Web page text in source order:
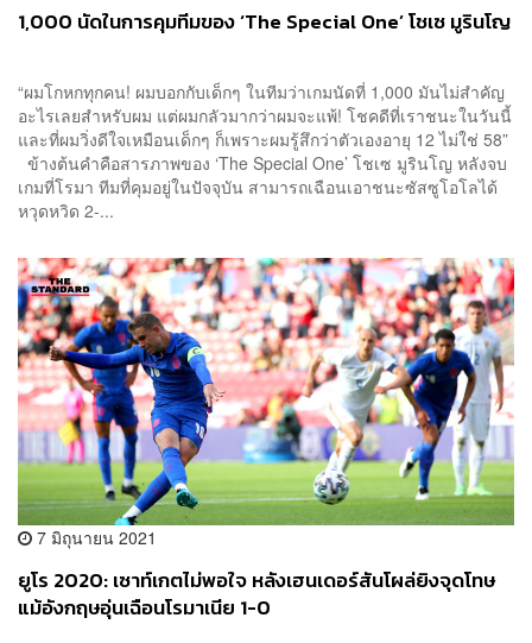
1,000 นัดในการคุมทีมของ ‘The Special One’ โชเซ มูรินโญ
“ผมโกหกทุกคน! ผมบอกกับเด็กๆ ในทีมว่าเกมนัดที่ 1,000 มันไม่สำคัญ
อะไรเลยสำหรับผม แต่ผมกลัวมากว่าผมจะแพ้! โชคดีที่เราชนะในวันนี้
และที่ผมวิ่งดีใจเหมือนเด็กๆ ก็เพราะผมรู้สึกว่าตัวเองอายุ 12 ไม่ใช่ 58”
ข้างต้นคำคือสารภาพของ ‘The Special One’ โชเซ มูรินโญ หลังจบ
เกมที่โรมา ทีมที่คุมอยู่ในปัจจุบัน สามารถเฉือนเอาชนะซัสซูโอโลได้
หวุดหวิด 2-...
7 มิถุนายน 2021
ยูโร 2020: เซาท์เกตไม่พอใจ หลังเฮนเดอร์สันโผล่ยิงจุดโทษ
แม้อังกฤษอุ่นเฉือนโรมาเนีย 1-0